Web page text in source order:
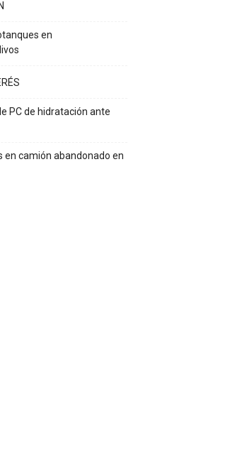
en
PC de hidratación ante
en camión abandonado en